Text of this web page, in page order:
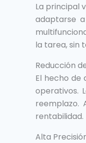
La principal
adaptarse
la tarea, sin
Reducción
El hecho de
operativos.
reemplazo.
rentabilidad.
Alta